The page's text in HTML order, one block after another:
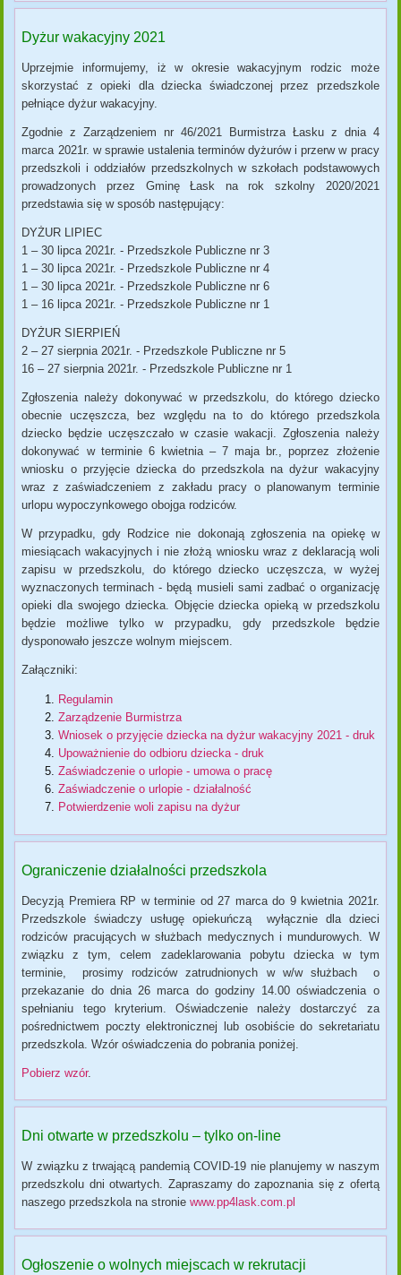
Dyżur wakacyjny 2021
Uprzejmie informujemy, iż w okresie wakacyjnym rodzic może
skorzystać z opieki dla dziecka świadczonej przez przedszkole
pełniące dyżur wakacyjny.
Zgodnie z Zarządzeniem nr 46/2021 Burmistrza Łasku z dnia 4
marca 2021r. w sprawie ustalenia terminów dyżurów i przerw w pracy
przedszkoli i oddziałów przedszkolnych w szkołach podstawowych
prowadzonych przez Gminę Łask na rok szkolny 2020/2021
przedstawia się w sposób następujący:
DYŻUR LIPIEC
1 – 30 lipca 2021r. - Przedszkole Publiczne nr 3
1 – 30 lipca 2021r. - Przedszkole Publiczne nr 4
1 – 30 lipca 2021r. - Przedszkole Publiczne nr 6
1 – 16 lipca 2021r. - Przedszkole Publiczne nr 1
DYŻUR SIERPIEŃ
2 – 27 sierpnia 2021r. - Przedszkole Publiczne nr 5
16 – 27 sierpnia 2021r. - Przedszkole Publiczne nr 1
Zgłoszenia należy dokonywać w przedszkolu, do którego dziecko
obecnie uczęszcza, bez względu na to do którego przedszkola
dziecko będzie uczęszczało w czasie wakacji. Zgłoszenia należy
dokonywać w terminie 6 kwietnia – 7 maja br., poprzez złożenie
wniosku o przyjęcie dziecka do przedszkola na dyżur wakacyjny
wraz z zaświadczeniem z zakładu pracy o planowanym terminie
urlopu wypoczynkowego obojga rodziców.
W przypadku, gdy Rodzice nie dokonają zgłoszenia na opiekę w
miesiącach wakacyjnych i nie złożą wniosku wraz z deklaracją woli
zapisu w przedszkolu, do którego dziecko uczęszcza, w wyżej
wyznaczonych terminach - będą musieli sami zadbać o organizację
opieki dla swojego dziecka. Objęcie dziecka opieką w przedszkolu
będzie możliwe tylko w przypadku, gdy przedszkole będzie
dysponowało jeszcze wolnym miejscem.
Załączniki:
Regulamin
Zarządzenie Burmistrza
Wniosek o przyjęcie dziecka na dyżur wakacyjny 2021 - druk
Upoważnienie do odbioru dziecka - druk
Zaświadczenie o urlopie - umowa o pracę
Zaświadczenie o urlopie - działalność
Potwierdzenie woli zapisu na dyżur
Ograniczenie działalności przedszkola
Decyzją Premiera RP w terminie od 27 marca do 9 kwietnia 2021r.
Przedszkole świadczy usługę opiekuńczą wyłącznie dla dzieci
rodziców pracujących w służbach medycznych i mundurowych. W
związku z tym, celem zadeklarowania pobytu dziecka w tym
terminie, prosimy rodziców zatrudnionych w w/w służbach o
przekazanie do dnia 26 marca do godziny 14.00 oświadczenia o
spełnianiu tego kryterium. Oświadczenie należy dostarczyć za
pośrednictwem poczty elektronicznej lub osobiście do sekretariatu
przedszkola. Wzór oświadczenia do pobrania poniżej.
Pobierz wzór.
Dni otwarte w przedszkolu – tylko on-line
W związku z trwającą pandemią COVID-19 nie planujemy w naszym
przedszkolu dni otwartych. Zapraszamy do zapoznania się z ofertą
naszego przedszkola na stroniewww.pp4lask.com.pl
Ogłoszenie o wolnych miejscach w rekrutacji